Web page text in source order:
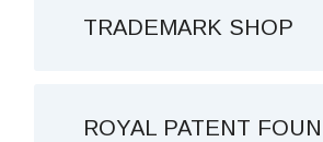
TRADEMARK SHOP
ROYAL PATENT